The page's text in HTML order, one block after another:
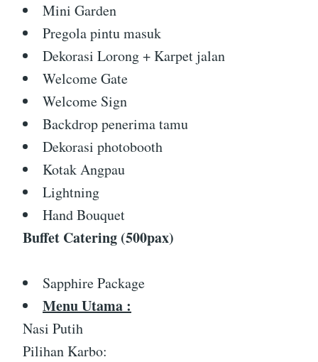
Mini Garden
Pregola pintu masuk
Dekorasi Lorong + Karpet jalan
Welcome Gate
Welcome Sign
Backdrop penerima tamu
Dekorasi photobooth
Kotak Angpau
Lightning
Hand Bouquet
Buffet Catering (500pax)
Sapphire Package
Menu Utama :
Nasi Putih
Pilihan Karbo: